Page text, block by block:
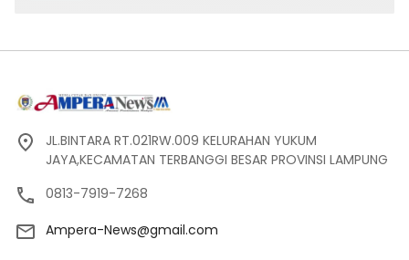
JL.BINTARA RT.021RW.009 KELURAHAN YUKUM
JAYA,KECAMATAN TERBANGGI BESAR PROVINSI LAMPUNG
0813-7919-7268
Ampera-News@gmail.com